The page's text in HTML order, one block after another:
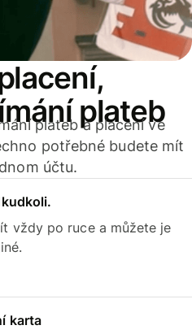
plateb
plateb a placení ve
potřebné budete mít
účtu.
vždy po ruce a můžete je
karta